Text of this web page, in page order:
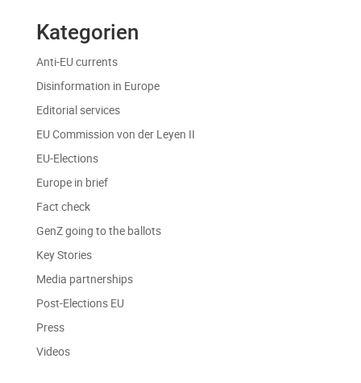
Kategorien
Anti-EU currents
Disinformation in Europe
Editorial services
EU Commission von der Leyen II
EU-Elections
Europe in brief
Fact check
GenZ going to the ballots
Key Stories
Media partnerships
Post-Elections EU
Press
Videos